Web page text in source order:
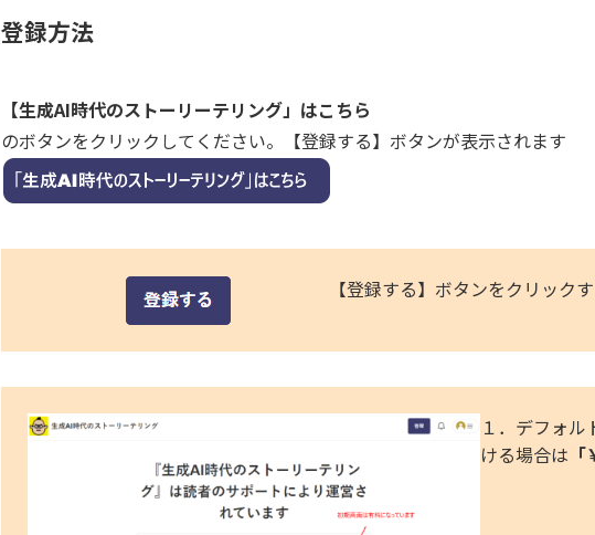
登録方法
【生成AI時代のストーリーテリング」はこちら
のボタンをクリックしてください。【登録する】ボタンが表示されます
【登録する】ボタンをクリック
１．デフォ
ける場合は